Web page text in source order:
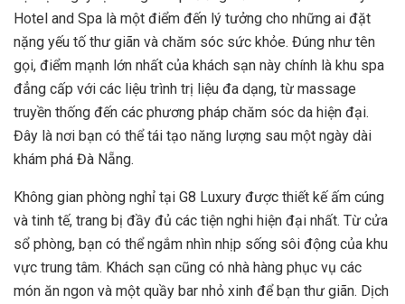
Hotel and Spa là một điểm đến lý tưởng cho những ai đặt
nặng yếu tố thư giãn và chăm sóc sức khỏe. Đúng như tên
gọi, điểm mạnh lớn nhất của khách sạn này chính là khu spa
đẳng cấp với các liệu trình trị liệu đa dạng, từ massage
truyền thống đến các phương pháp chăm sóc da hiện đại.
Đây là nơi bạn có thể tái tạo năng lượng sau một ngày dài
khám phá Đà Nẵng.
Không gian phòng nghỉ tại G8 Luxury được thiết kế ấm cúng
và tinh tế, trang bị đầy đủ các tiện nghi hiện đại nhất. Từ cửa
sổ phòng, bạn có thể ngắm nhìn nhịp sống sôi động của khu
vực trung tâm. Khách sạn cũng có nhà hàng phục vụ các
món ăn ngon và một quầy bar nhỏ xinh để bạn thư giãn. Dịch